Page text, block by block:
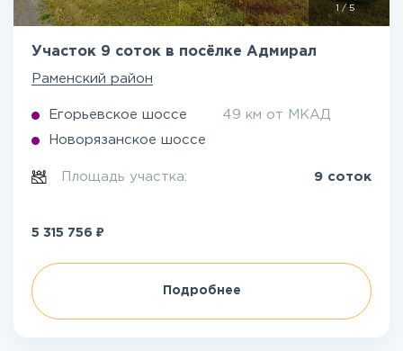
1 /5
Участок 9 соток в посёлке Адмирал
Раменский район
Егорьевское шоссе 49 км от МКАД
Новорязанское шоссе
Площадь участка: 9 соток
5 315 756 ₽
Подробнее